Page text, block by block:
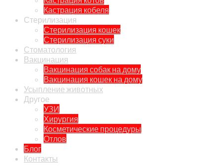
Кастрация кобеля
Стерилизация
Стерилизация кошек
Стерилизация суки
Стоматология
Вакцинация
Вакцинация собак на дому
Вакцинация кошек на дому
Усыпление животных
Другое
УЗИ
Хирургия
Косметические процедуры
Отлов
Блог
Контакты